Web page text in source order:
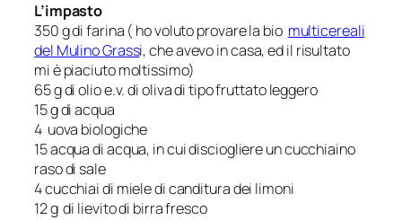
L’impasto
350 g di farina ( ho voluto provare la bio multicereali
del Mulino Grassi, che avevo in casa, ed il risultato
mi è piaciuto moltissimo)
65 g di olio e.v. di oliva di tipo fruttato leggero
15 g di acqua
4 uova biologiche
15 acqua di acqua, in cui disciogliere un cucchiaino
raso di sale
4 cucchiai di miele di canditura dei limoni
12 g di lievito di birra fresco